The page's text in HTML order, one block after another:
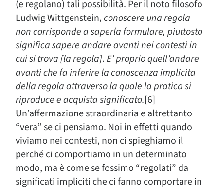
(e regolano) tali possibilità. Per il noto filosofo
Ludwig Wittgenstein,conoscere una regola
non corrisponde a saperla formulare, piuttosto
significa sapere andare avanti nei contesti in
cui si trova [la regola].E’ proprio quell’andare
avanti che fa inferire la conoscenza implicita
della regola attraverso la quale la pratica si
riproduce e acquista significato.[6]
Un’affermazione straordinaria e altrettanto
“vera” se ci pensiamo. Noi in effetti quando
viviamo nei contesti, non ci spieghiamo il
perché ci comportiamo in un determinato
modo, ma è come se fossimo “regolati” da
significati impliciti che ci fanno comportare in